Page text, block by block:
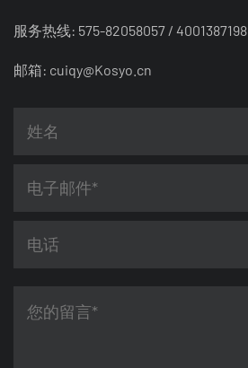
服务热线: 575-82058057 / 4001387198
邮箱: cuiqy@Kosyo.cn